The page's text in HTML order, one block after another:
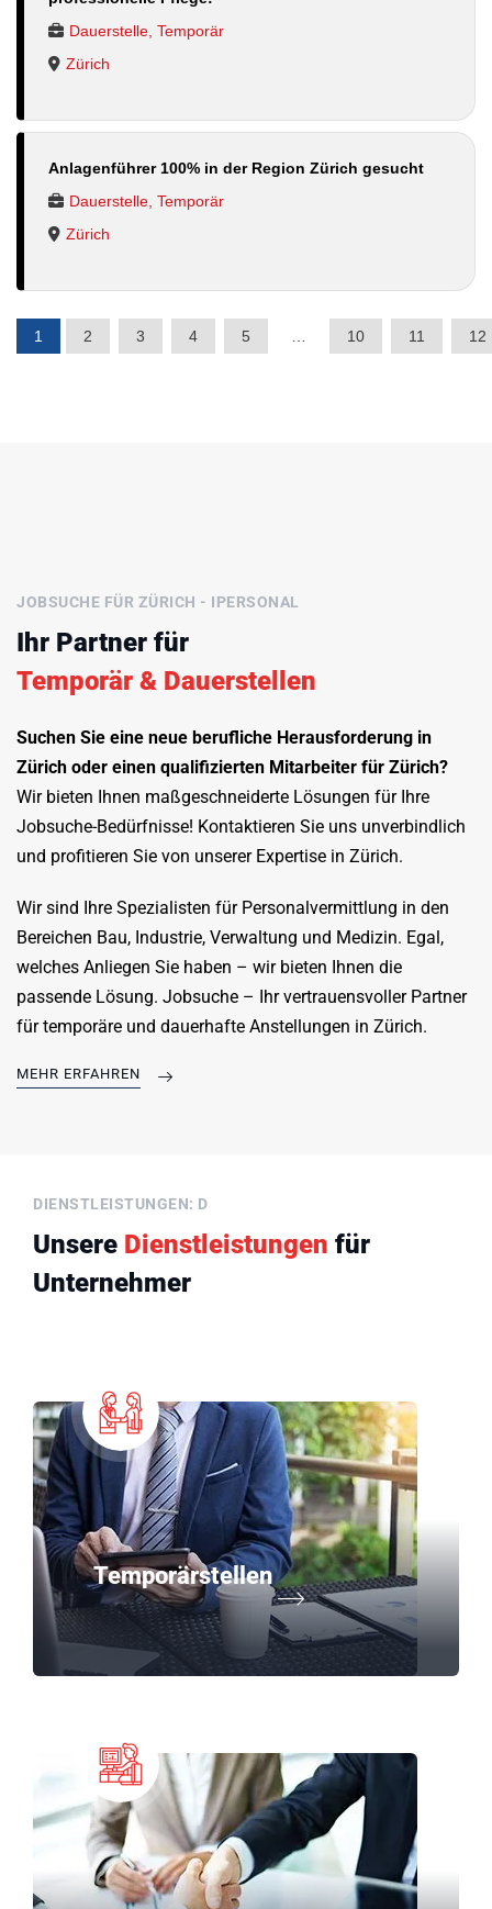
Dauerstelle, Temporär
Zürich
Anlagenführer 100% in der Region Zürich gesucht
Dauerstelle, Temporär
Zürich
1 2 3 4 5 10 11 12
JOBSUCHE FÜR ZÜRICH - IPERSONAL
Ihr Partner für
Temporär & Dauerstellen
Suchen Sie eine neue berufliche Herausforderung in
Zürich oder einen qualifizierten Mitarbeiter für Zürich?
Wir bieten Ihnen maßgeschneiderte Lösungen für Ihre
Jobsuche-Bedürfnisse! Kontaktieren Sie uns unverbindlich
und profitieren Sie von unserer Expertise in Zürich.
Wir sind Ihre Spezialisten für Personalvermittlung in den
Bereichen Bau, Industrie, Verwaltung und Medizin. Egal,
welches Anliegen Sie haben – wir bieten Ihnen die
passende Lösung. Jobsuche – Ihr vertrauensvoller Partner
für temporäre und dauerhafte Anstellungen in Zürich.
MEHR ERFAHREN
DIENSTLEISTUNGEN: D
Unsere Dienstleistungen für
Unternehmer
Temporärstellen